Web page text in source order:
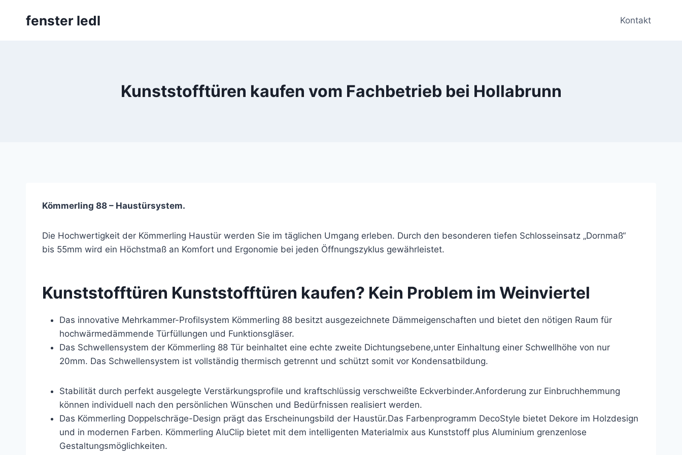
fenster ledl Kontakt
Kunststofftüren kaufen vom Fachbetrieb bei Hollabrunn
Kömmerling 88 – Haustürsystem.
Die Hochwertigkeit der Kömmerling Haustür werden Sie im täglichen Umgang erleben. Durch den besonderen tiefen Schlosseinsatz „Dornmaß“
bis 55mm wird ein Höchstmaß an Komfort und Ergonomie bei jeden Öffnungszyklus gewährleistet.
Kunststofftüren Kunststofftüren kaufen? Kein Problem im Weinviertel
Das innovative Mehrkammer-Profilsystem Kömmerling 88 besitzt ausgezeichnete Dämmeigenschaften und bietet den nötigen Raum für
hochwärmedämmende Türfüllungen und Funktionsgläser.
Das Schwellensystem der Kömmerling 88 Tür beinhaltet eine echte zweite Dichtungsebene,unter Einhaltung einer Schwellhöhe von nur
20mm. Das Schwellensystem ist vollständig thermisch getrennt und schützt somit vor Kondensatbildung.
Stabilität durch perfekt ausgelegte Verstärkungsprofile und kraftschlüssig verschweißte Eckverbinder.Anforderung zur Einbruchhemmung
können individuell nach den persönlichen Wünschen und Bedürfnissen realisiert werden.
Das Kömmerling Doppelschräge-Design prägt das Erscheinungsbild der Haustür.Das Farbenprogramm DecoStyle bietet Dekore im Holzdesign
und in modernen Farben. Kömmerling AluClip bietet mit dem intelligenten Materialmix aus Kunststoff plus Aluminium grenzenlose
Gestaltungsmöglichkeiten.